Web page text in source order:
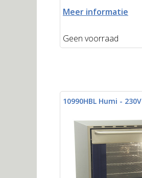
Meer informatie
Geen voorraad
10990HBL Humi - 230V